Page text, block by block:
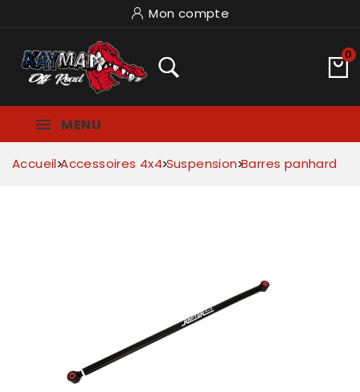
Mon compte
0
MENU
Accueil Accessoires 4x4 Suspension Barres panhard